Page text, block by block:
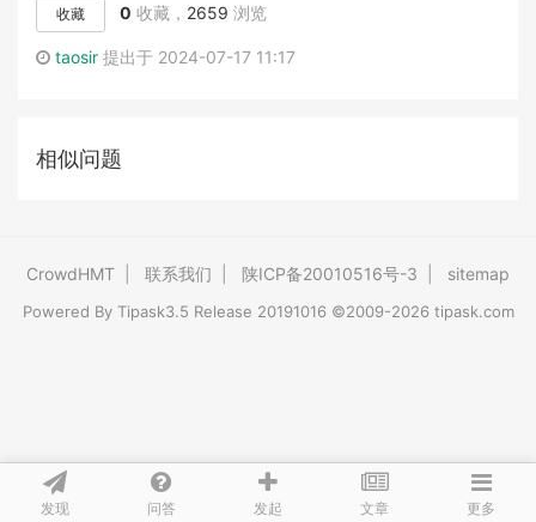
发现 问答 发起 文章 更多
收藏 0 收藏， 2659 浏览
taosir 提出于 2024-07-17 11:17
相似问题
CrowdHMT 联系我们 陕ICP备20010516号-3 sitemap
Powered By Tipask3.5 Release 20191016 ©2009-2026 tipask.com